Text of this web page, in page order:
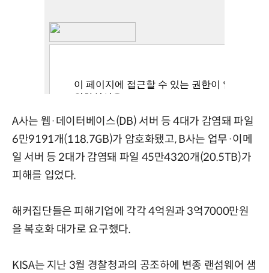
A사는 웹·데이터베이스(DB) 서버 등 4대가 감염돼 파일
6만9191개(118.7GB)가 암호화됐고, B사는 업무·이메
일 서버 등 2대가 감염돼 파일 45만4320개(20.5TB)가
피해를 입었다.
해커집단들은 피해기업에 각각 4억원과 3억7000만원
을 복호화 대가로 요구했다.
KISA는 지난 3월 경찰청과의 공조하에 변종 랜섬웨어 샘